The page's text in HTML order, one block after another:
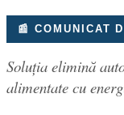
📰 COMUNICAT
Soluția elimină
alimentate cu